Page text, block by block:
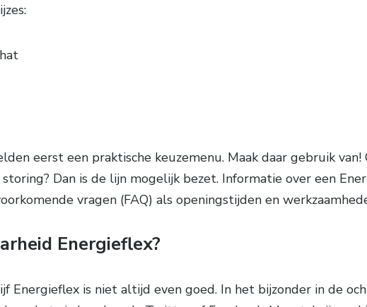
eerst een praktische keuzemenu. Maak daar gebruik
Dan is de lijn mogelijk bezet. Informatie over een
vragen (FAQ) als openingstijden en
Energieflex?
Energieflex is niet altijd even goed. In het bijzonder in de